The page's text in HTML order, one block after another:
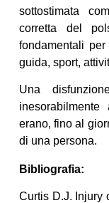
sottostimata
corretta del
fondamentali
guida, sport,
Una
erano, fino al
di una persona.
Bibliografia:
Curtis D.J. Injury